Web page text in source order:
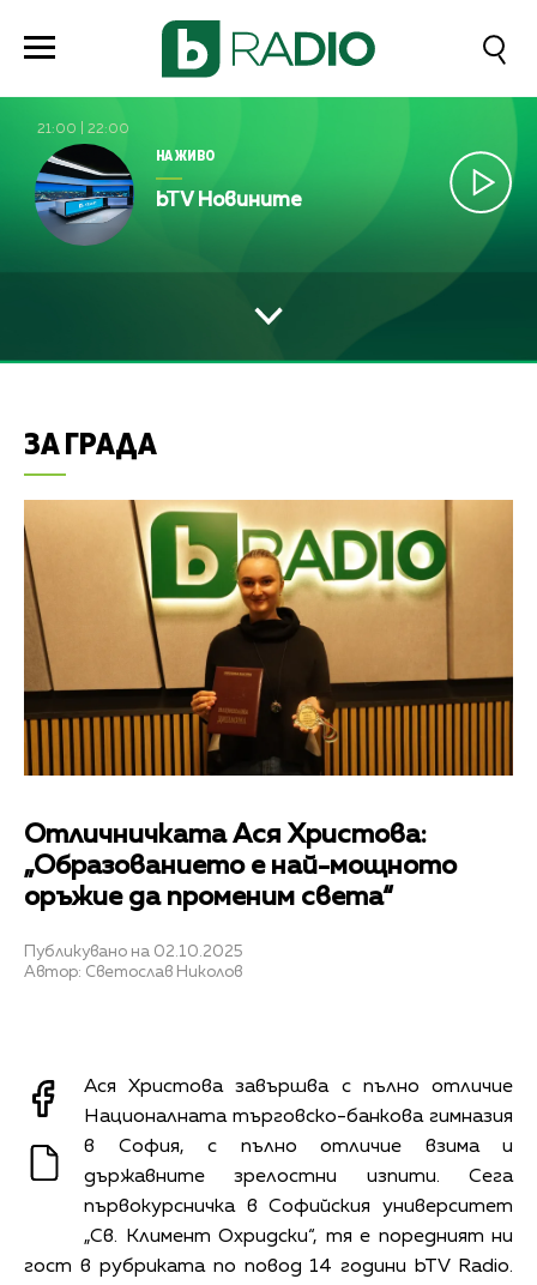
21:00 22:00
НА ЖИВО
bTV Новините
ЗА ГРАДА
Отличничката Ася Христова:
„Образованието е най-мощното
оръжие да променим света“
Публикувано на 02.10.2025
Автор: Светослав Николов
Ася Христова завършва с пълно отличие
Националната търговско-банкова гимназия
в София, с пълно отличие взима и
държавните зрелостни изпити. Сега
първокурсничка в Софийския университет
„Св. Климент Охридски“, тя е поредният ни
гост в рубриката по повод 14 години bTV Radio.